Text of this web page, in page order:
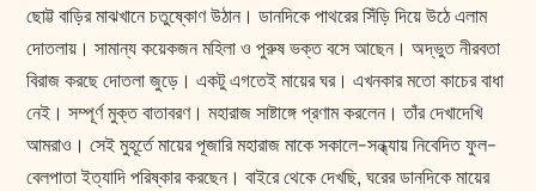
ছোট্ট বাড়ির মাঝখানে চতুষ্কোণ উঠান। ডানদিকে পাথরের সিঁড়ি দিয়ে উঠে এলাম
দোতলায়। সামান্য কয়েকজন মহিলা ও পুরুষ ভক্ত বসে আছেন। অদ্ভুত নীরবতা
বিরাজ করছে দোতলা জুড়ে। একটু এগতেই মায়ের ঘর। এখনকার মতো কাচের বাধা
নেই। সম্পূর্ণ মুক্ত বাতাবরণ। মহারাজ সাষ্টাঙ্গে প্রণাম করলেন। তাঁর দেখাদেখি
আমরাও। সেই মুহূর্তে মায়ের পূজারি মহারাজ মাকে সকালে-সন্ধ্যায় নিবেদিত ফুল-
বেলপাতা ইত্যাদি পরিষ্কার করছেন। বাইরে থেকে দেখছি, ঘরের ডানদিকে মায়ের